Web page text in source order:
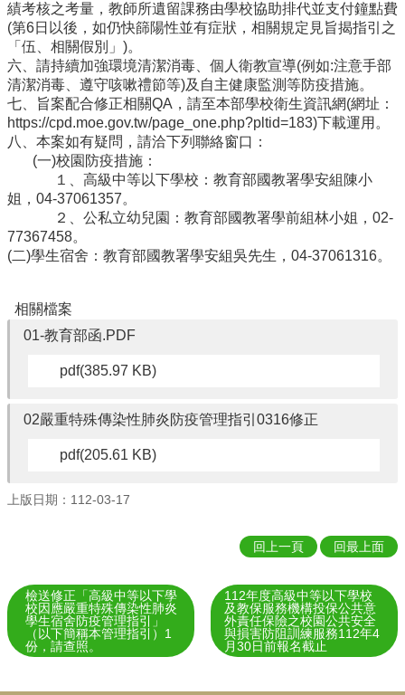
網
站
導
覽
雲
林
縣
政
林
縣
網
訊
管
理
網
績考核之考量，教師所遺留課務由學校協助排代並支付鐘點費
(第6日以後，如仍快篩陽性並有症狀，相關規定見旨揭指引之
「伍、相關假別」)。
六、請持續加強環境清潔消毒、個人衛教宣導(例如:注意手部
清潔消毒、遵守咳嗽禮節等)及自主健康監測等防疫措施。
七、旨案配合修正相關QA，請至本部學校衛生資訊網(網址：
https://cpd.moe.gov.tw/page_one.php?pltid=183)下載運用。
八、本案如有疑問，請洽下列聯絡窗口：
(一)校園防疫措施：
１、高級中等以下學校：教育部國教署學安組陳小
姐，04-37061357。
２、公私立幼兒園：教育部國教署學前組林小姐，02-
77367458。
(二)學生宿舍：教育部國教署學安組吳先生，04-37061316。
相關檔案
01-教育部函.PDF
pdf(385.97 KB)
02嚴重特殊傳染性肺炎防疫管理指引0316修正
pdf(205.61 KB)
上版日期：112-03-17
回上一頁 回最上面
檢送修正「高級中等以下學
校因應嚴重特殊傳染性肺炎
學生宿舍防疫管理指引」
（以下簡稱本管理指引）1
份，請查照。
112年度高級中等以下學校
及教保服務機構投保公共意
外責任保險之校園公共安全
與損害防阻訓練服務112年4
月30日前報名截止